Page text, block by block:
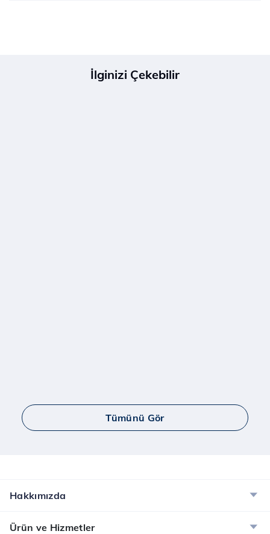
İlginizi Çekebilir
Tümünü Gör
Hakkımızda
Ürün ve Hizmetler